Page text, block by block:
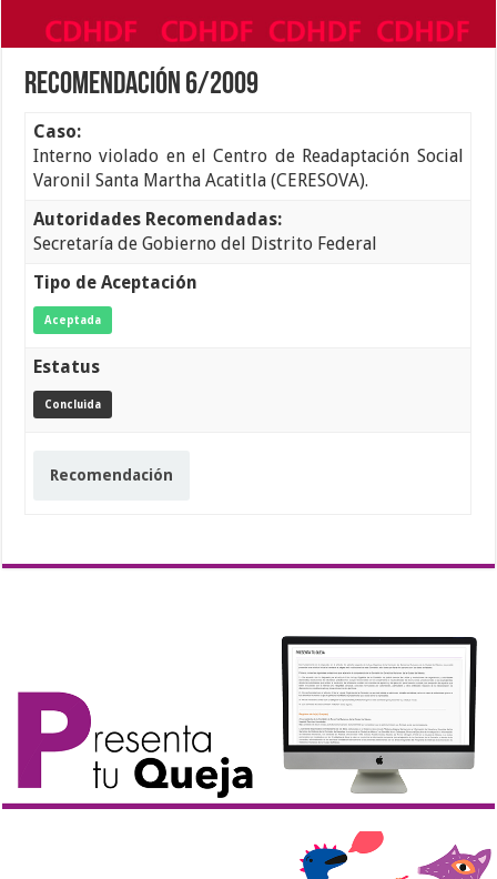
Recomendación 6/2009
Caso:
Interno violado en el Centro de Readaptación Social
Varonil Santa Martha Acatitla (CERESOVA).
Autoridades Recomendadas:
Secretaría de Gobierno del Distrito Federal
Tipo de Aceptación
Aceptada
Estatus
Concluida
Recomendación